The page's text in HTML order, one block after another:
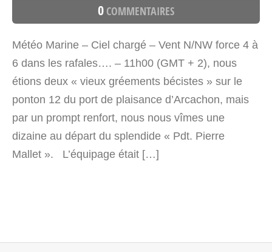
0 COMMENTAIRES
Météo Marine – Ciel chargé – Vent N/NW force 4 à
6 dans les rafales…. – 11h00 (GMT + 2), nous
étions deux « vieux gréements bécistes » sur le
ponton 12 du port de plaisance d’Arcachon, mais
par un prompt renfort, nous nous vîmes une
dizaine au départ du splendide « Pdt. Pierre
Mallet ». L’équipage était […]